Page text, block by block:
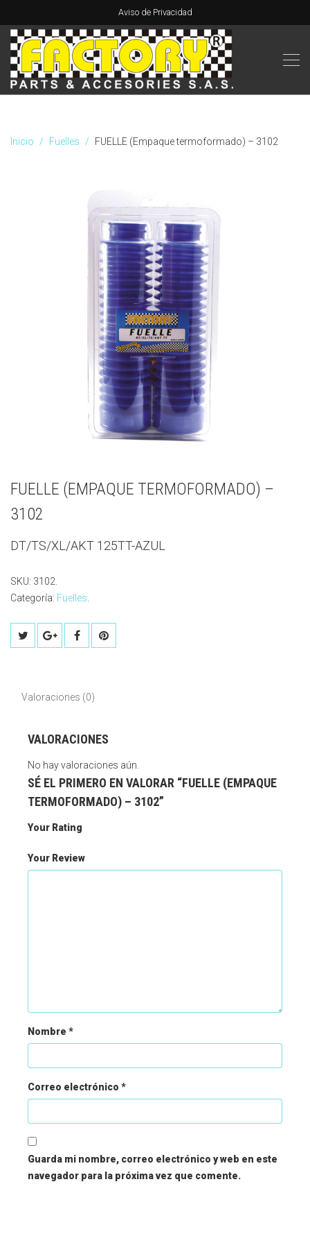
Aviso de Privacidad
Inicio Fuelles FUELLE (Empaque termoformado) – 3102
FUELLE (EMPAQUE TERMOFORMADO) –
3102
DT/TS/XL/AKT 125TT-AZUL
SKU: 3102
Categoría: Fuelles
Valoraciones (0)
VALORACIONES
No hay valoraciones aún.
SÉ EL PRIMERO EN VALORAR “FUELLE (EMPAQUE
TERMOFORMADO) – 3102”
Your Rating
Your Review
Nombre *
Correo electrónico *
Guarda mi nombre, correo electrónico y web en este
navegador para la próxima vez que comente.